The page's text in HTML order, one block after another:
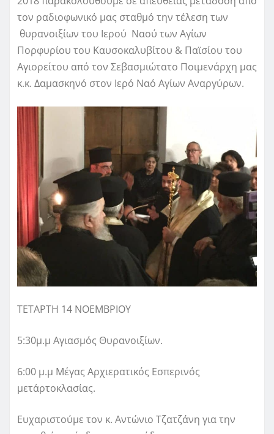
τον ραδιοφωνικό μας σταθμό την τέλεση των
θυρανοιξίων του Ιερού Ναού των Αγίων
Πορφυρίου του Καυσοκαλυβίτου & Παϊσίου του
Αγιορείτου από τον Σεβασμιώτατο Ποιμενάρχη μας
κ.κ. Δαμασκηνό στον Ιερό Ναό Αγίων Αναργύρων.
ΤΕΤΑΡΤΗ 14 ΝΟΕΜΒΡΙΟΥ
5:30μ.μ Αγιασμός Θυρανοιξίων.
6:00 μ.μ Μέγας Αρχιερατικός Εσπερινός
μετ΄αρτοκλασίας.
Ευχαριστούμε τον κ. Αντώνιο Τζατζάνη για την